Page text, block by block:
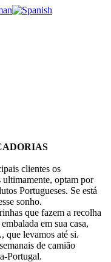
clientes os
optam por
Portugueses. Se está
sonho.
que fazem a recolha
em sua casa,
que levamos até si.
de camião
Portugal.